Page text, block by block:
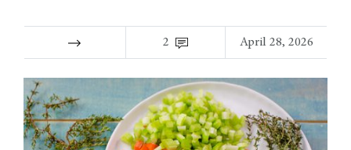
2 April 28, 2026